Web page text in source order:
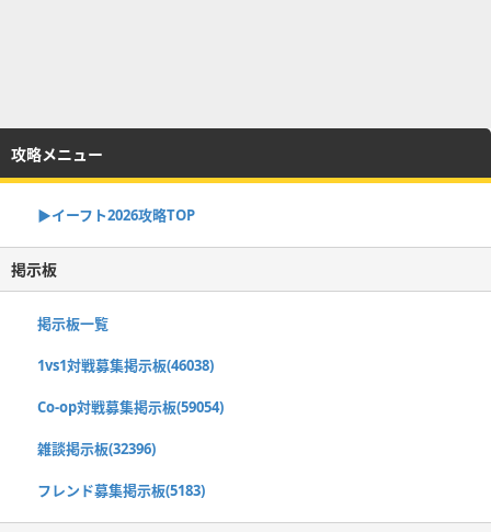
攻略メニュー
▶イーフト2026攻略TOP
掲示板
掲示板一覧
1vs1対戦募集掲示板(46038)
Co-op対戦募集掲示板(59054)
雑談掲示板(32396)
フレンド募集掲示板(5183)